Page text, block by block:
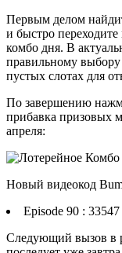
Первым делом
и быстро
комбо дня. В
правильному выбору
пустых слотах для
По завершению
прибавка призовых
апреля:
Новый видеокод
Episode 90 : 33547
Следующий вызов в